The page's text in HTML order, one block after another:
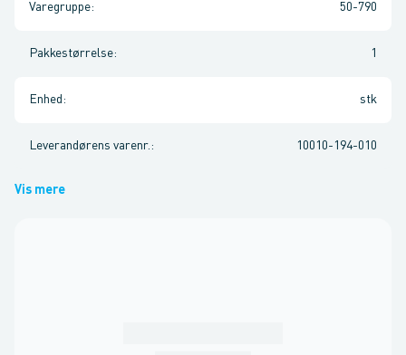
Varegruppe: 50-790
Pakkestørrelse: 1
Enhed : stk
Leverandørens varenr. : 10010-194-010
Vis mere